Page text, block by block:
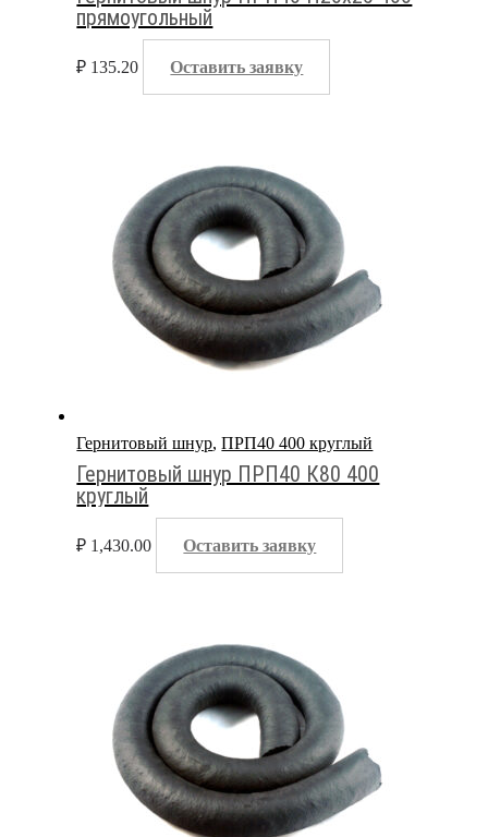
прямоугольный
₽ 135.20 Оставить заявку
Гернитовый шнур,ПРП40 400 круглый
Гернитовый шнур ПРП40 К80 400
круглый
₽ 1,430.00 Оставить заявку